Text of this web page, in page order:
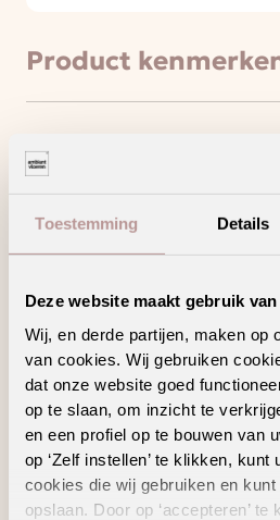
Toestemming Details
Deze website maakt gebruik
Wij, en derde partijen, maken op
van cookies. Wij gebruiken
dat onze website goed
op te slaan, om inzicht te
en een profiel op te bouwen van
op ‘Zelf instellen’ te klikken,
cookies die wij gebruiken en
opslaan. Door op ‘accepteren’
Product
Minder loopgeluid
Draagt bij aan een
Hoogpolig tapijt voor
Ook verkrijgbaar als